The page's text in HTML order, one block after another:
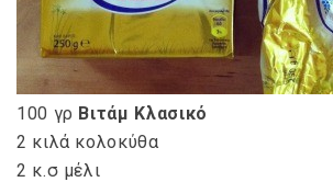
100 γρ Βιτάμ Κλασικό
2 κιλά κολοκύθα
2 κ.σ μέλι